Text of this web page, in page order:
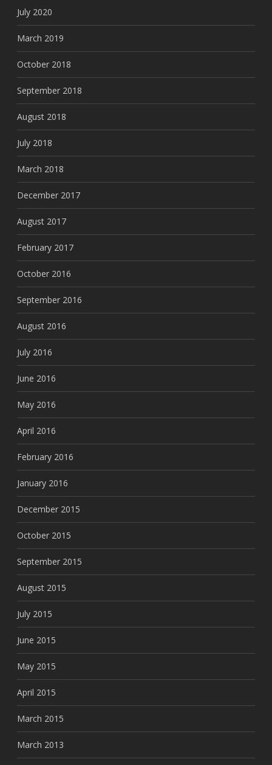
July 2020
March 2019
October 2018
September 2018
August 2018
July 2018
March 2018
December 2017
August 2017
February 2017
October 2016
September 2016
August 2016
July 2016
June 2016
May 2016
April 2016
February 2016
January 2016
December 2015
October 2015
September 2015
August 2015
July 2015
June 2015
May 2015
April 2015
March 2015
March 2013